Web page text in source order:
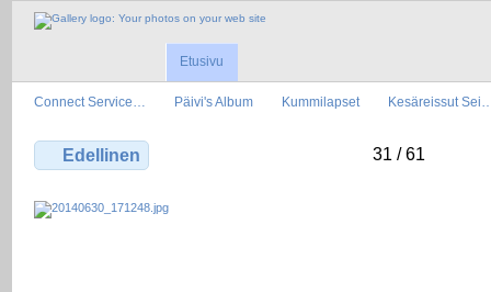
Etusivu
Connect Service… Päivi's Album Kummilapset Kesäreissut
Edellinen 31 / 61